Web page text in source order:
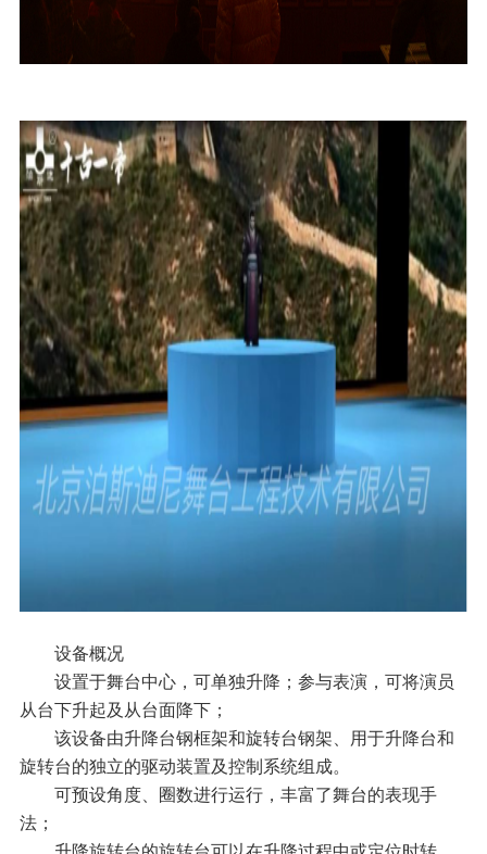
设备概况
设置于舞台中心，可单独升降； 参与表演，可将演员
从台下升起及从台面降下；
该设备由升降台钢框架和旋转台钢架、用于升降台和
旋转台的独立的驱动装置及控制系统组成。
可预设角度、圈数进行运行，丰富了舞台的表现手
法；